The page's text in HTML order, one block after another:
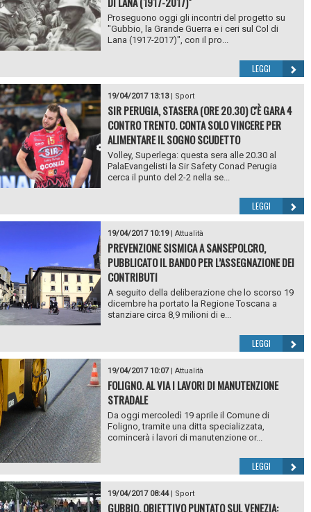
Proseguono oggi gli incontri del progetto su
"Gubbio, la Grande Guerra e i ceri sul Col di
Lana (1917-2017)", con il pro...
LEGGI
19/04/2017 13:13| Sport
SIR PERUGIA, STASERA (ORE 20.30) C'È GARA 4
CONTRO TRENTO. CONTA SOLO VINCERE PER
ALIMENTARE IL SOGNO SCUDETTO
Volley, Superlega: questa sera alle 20.30 al
PalaEvangelisti la Sir Safety Conad Perugia
cerca il punto del 2-2 nella se...
LEGGI
19/04/2017 10:19| Attualità
PREVENZIONE SISMICA A SANSEPOLCRO,
PUBBLICATO IL BANDO PER L’ASSEGNAZIONE DEI
CONTRIBUTI
A seguito della deliberazione che lo scorso 19
dicembre ha portato la Regione Toscana a
stanziare circa 8,9 milioni di e...
LEGGI
19/04/2017 10:07| Attualità
FOLIGNO. AL VIA I LAVORI DI MANUTENZIONE
STRADALE
Da oggi mercoledì 19 aprile il Comune di
Foligno, tramite una ditta specializzata,
comincerà i lavori di manutenzione or...
LEGGI
19/04/2017 08:44| Sport
GUBBIO, OBIETTIVO PUNTATO SUL VENEZIA: